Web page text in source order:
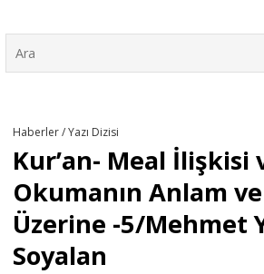
Derkenar
Sivil Toplum
Haberler / Yazı Dizisi
Kur’an- Meal İlişkisi
Okumanın Anlam
Üzerine -5/Mehmet
Soyalan